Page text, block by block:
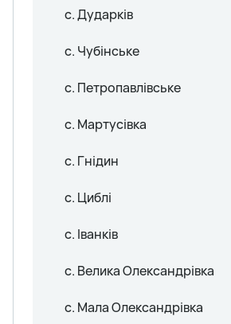
с. Дударків
с. Чубінське
с. Петропавлівське
с. Мартусівка
с. Гнідин
с. Циблі
с. Іванків
с. Велика Олександрівка
с. Мала Олександрівка